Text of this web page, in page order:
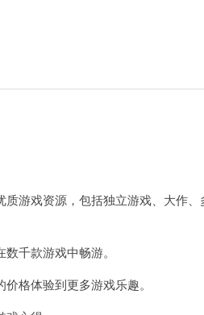
游戏资源，包括独立游戏、大作、
千款游戏中畅游。
格体验到更多游戏乐趣。